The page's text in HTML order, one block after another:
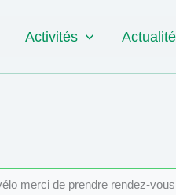
Activités
merci de prendre rendez-